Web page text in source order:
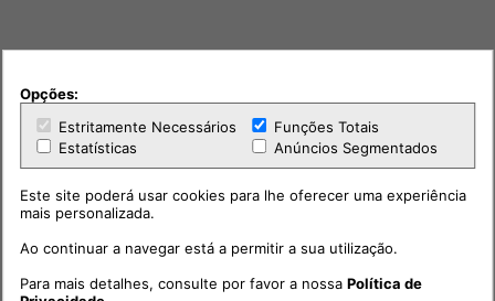
Opções:
Estritamente Necessários
Funções Totais
Estatísticas
Anúncios Segmentados
Este site poderá usar cookies para lhe oferecer uma experiência
mais personalizada.
Ao continuar a navegar está a permitir a sua utilização.
Para mais detalhes, consulte por favor a nossaPolítica de